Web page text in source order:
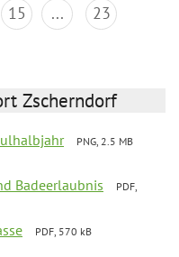
15 ... 23
Zscherndorf
PNG, 2.5 MB
Badeerlaubnis
PDF,
PDF, 570 kB